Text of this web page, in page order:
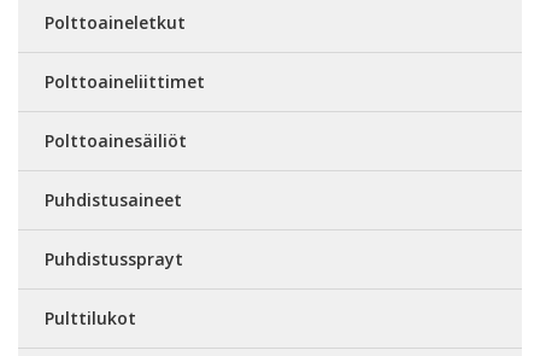
Polttoaineletkut
Polttoaineliittimet
Polttoainesäiliöt
Puhdistusaineet
Puhdistussprayt
Pulttilukot